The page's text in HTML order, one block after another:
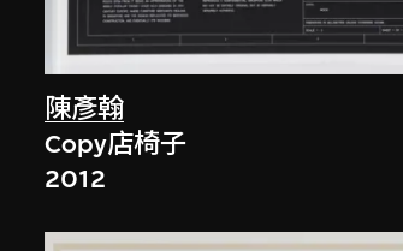
陳彥翰
Copy店椅子
2012